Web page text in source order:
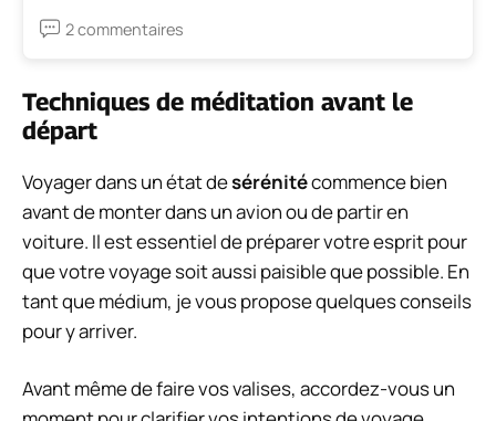
2 commentaires
Techniques de méditation avant le
départ
Voyager dans un état desérénitécommence bien
avant de monter dans un avion ou de partir en
voiture. Il est essentiel de préparer votre esprit pour
que votre voyage soit aussi paisible que possible. En
tant que médium, je vous propose quelques conseils
pour y arriver.
Avant même de faire vos valises, accordez-vous un